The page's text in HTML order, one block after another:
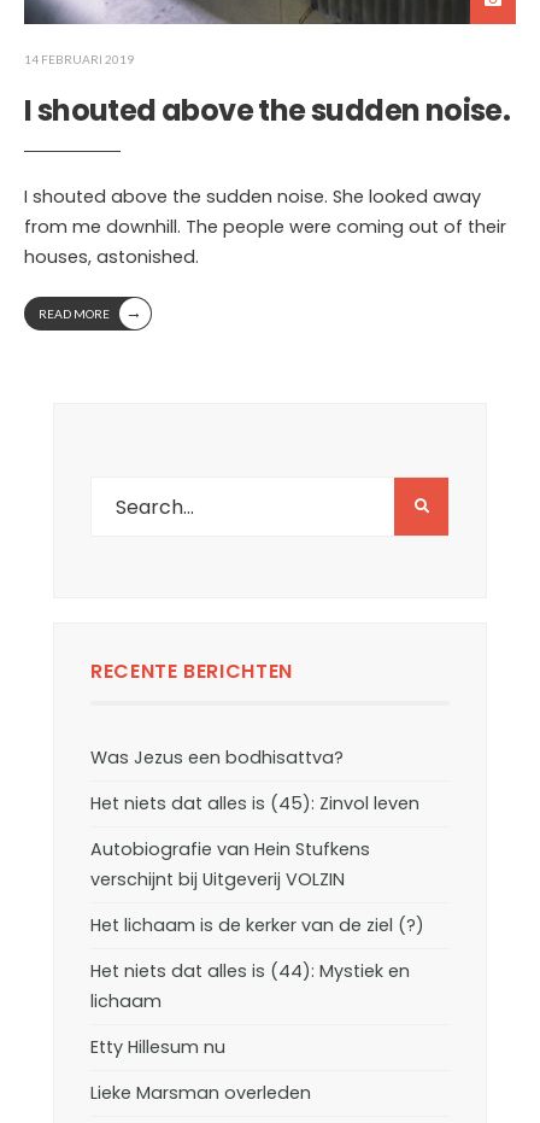
14 FEBRUARI 2019
I shouted above the sudden noise.
I shouted above the sudden noise. She looked away
from me downhill. The people were coming out of their
houses, astonished.
READ MORE →
RECENTE BERICHTEN
Was Jezus een bodhisattva?
Het niets dat alles is (45): Zinvol leven
Autobiografie van Hein Stufkens
verschijnt bij Uitgeverij VOLZIN
Het lichaam is de kerker van de ziel (?)
Het niets dat alles is (44): Mystiek en
lichaam
Etty Hillesum nu
Lieke Marsman overleden